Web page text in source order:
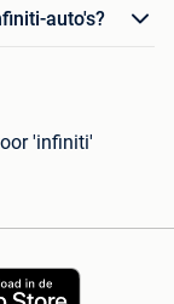
auto's?
'infiniti'